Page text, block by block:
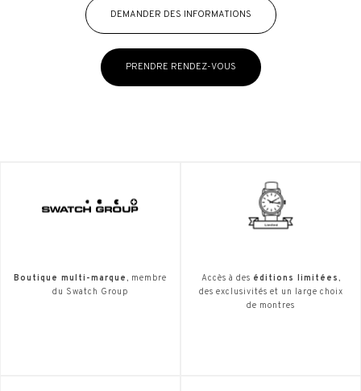
DEMANDER DES INFORMATIONS
PRENDRE RENDEZ-VOUS
Boutique multi-marque, membre
du Swatch Group
Accès à des éditions limitées,
des exclusivités et un large choix
de montres